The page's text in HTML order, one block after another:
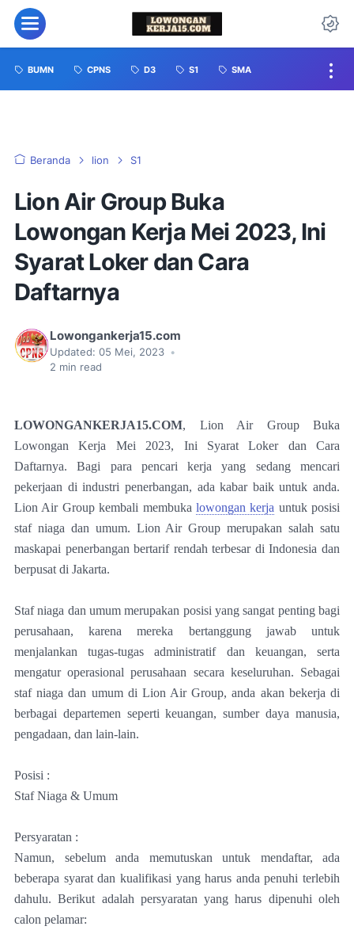
BUMN CPNS D3 S1 SMA
Beranda lion S1
Lion Air Group Buka
Lowongan Kerja Mei 2023, Ini
Syarat Loker dan Cara
Daftarnya
Lowongankerja15.com
Updated: 05 Mei, 2023 •
2 min read
LOWONGANKERJA15.COM, Lion Air Group Buka
Lowongan Kerja Mei 2023, Ini Syarat Loker dan Cara
Daftarnya. Bagi para pencari kerja yang sedang mencari
pekerjaan di industri penerbangan, ada kabar baik untuk anda.
Lion Air Group kembali membuka lowongan kerja untuk posisi
staf niaga dan umum. Lion Air Group merupakan salah satu
maskapai penerbangan bertarif rendah terbesar di Indonesia dan
berpusat di Jakarta.
Staf niaga dan umum merupakan posisi yang sangat penting bagi
perusahaan, karena mereka bertanggung jawab untuk
menjalankan tugas-tugas administratif dan keuangan, serta
mengatur operasional perusahaan secara keseluruhan. Sebagai
staf niaga dan umum di Lion Air Group, anda akan bekerja di
berbagai departemen seperti keuangan, sumber daya manusia,
pengadaan, dan lain-lain.
Posisi :
Staf Niaga & Umum
Persyaratan :
Namun, sebelum anda memutuskan untuk mendaftar, ada
beberapa syarat dan kualifikasi yang harus anda penuhi terlebih
dahulu. Berikut adalah persyaratan yang harus dipenuhi oleh
calon pelamar: